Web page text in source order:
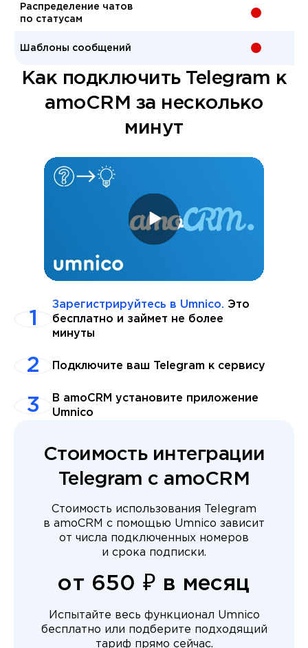
Распределение чатов
по статусам
-
Шаблоны сообщений -
Как подключить Telegram к
amoCRM за несколько
минут
Зарегистрируйтесь в Umnico. Это
бесплатно и займет не более
минуты
Подключите ваш Telegram к сервису
В amoCRM установите приложение
Umnico
Стоимость интеграции
Telegram с amoCRM
Стоимость использования Telegram
в amoCRM с помощью Umnico зависит
от числа подключенных номеров
и срока подписки.
от 650 ₽ в месяц
Испытайте весь функционал Umnico
бесплатно или подберите подходящий
тариф прямо сейчас.